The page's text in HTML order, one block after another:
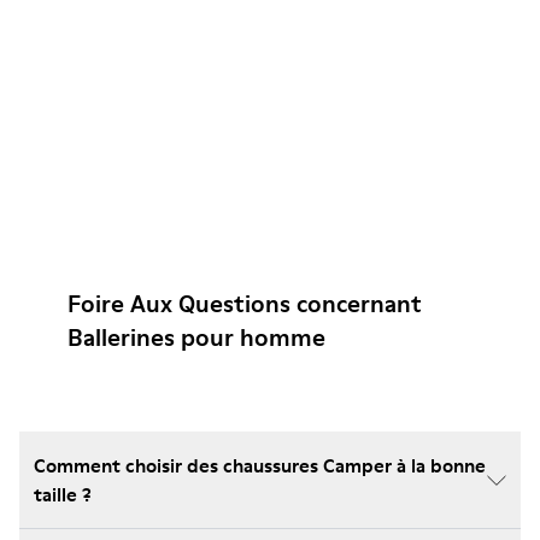
Foire Aux Questions concernant
Ballerines pour homme
Comment choisir des chaussures Camper à la bonne
taille ?